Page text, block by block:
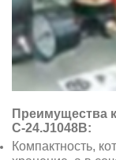
Преимущества
С-24.J1048B:
Компактность,